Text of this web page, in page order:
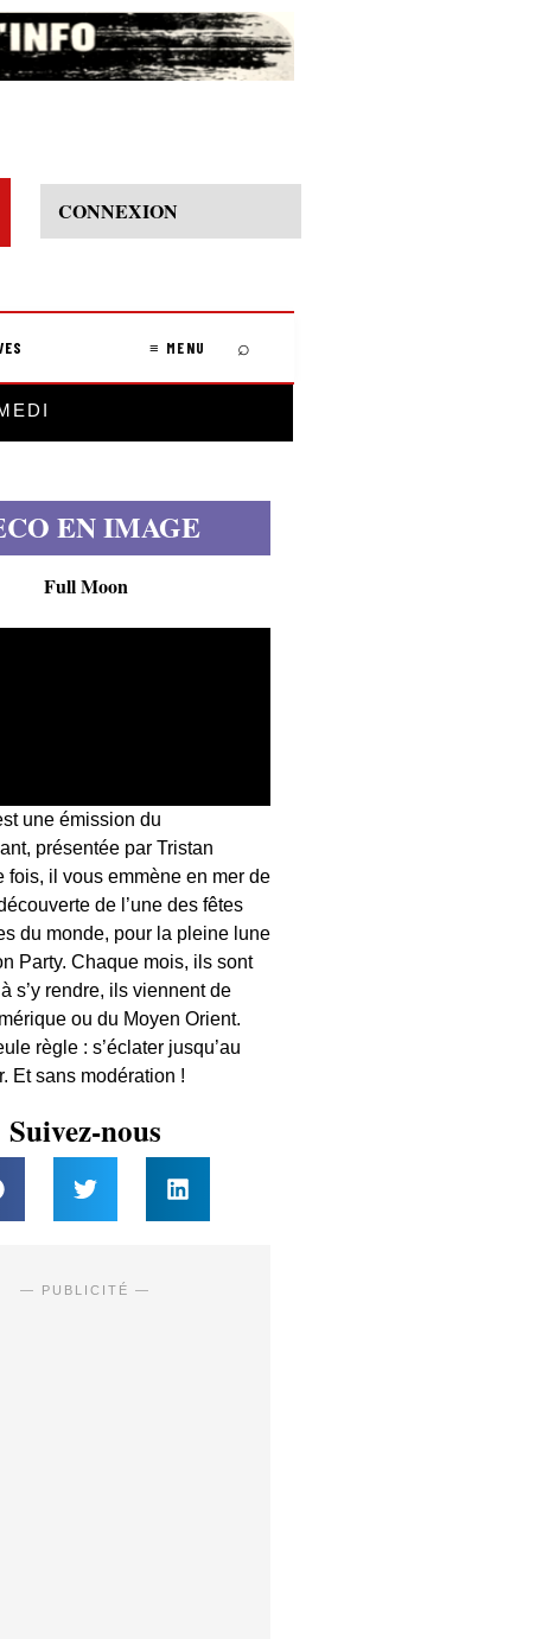
CONNEXION
≡ MENU ⌕
CO EN IMAGE
Full Moon
une émission du
présentée par Tristan
fois, il vous emmène en mer de
de l’une des fêtes
du monde, pour la pleine lune
Party. Chaque mois, ils sont
s’y rendre, ils viennent de
ou du Moyen Orient.
règle : s’éclater jusqu’au
Et sans modération !
Suivez-nous
— PUBLICITÉ —